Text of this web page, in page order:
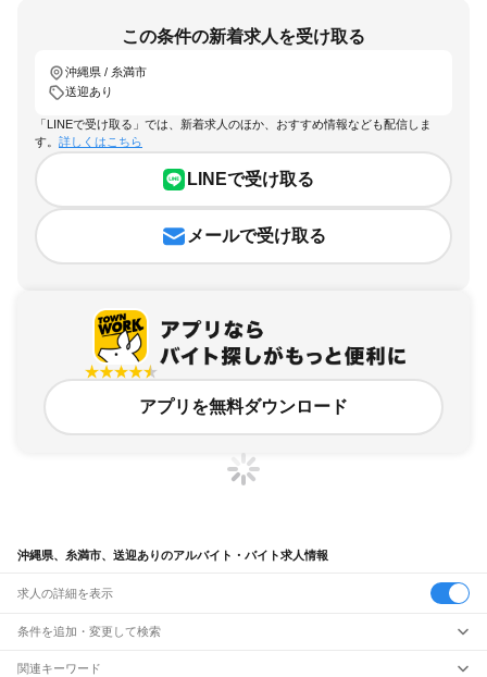
この条件の新着求人を受け取る
沖縄県 / 糸満市
送迎あり
「LINEで受け取る」では、新着求人のほか、おすすめ情報なども配信しま
す。 詳しくはこちら
LINEで受け取る
メールで受け取る
アプリを無料ダウンロード
沖縄県、糸満市、送迎ありのアルバイト・バイト求人情報
求人の詳細を表示
条件を追加・変更して検索
市区町村を追加・変更
関連キーワード